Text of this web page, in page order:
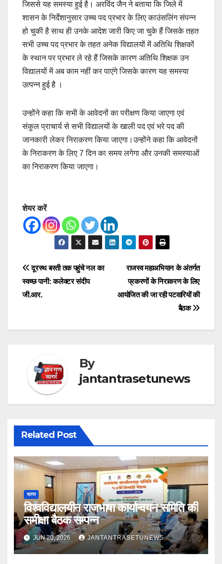
जिससे यह समस्या हुई है। अरविंद जैन ने बताया कि जिले में
शासन के निर्देशानुसार उच्च पद प्रभार के लिए काउंसलिंग संपन्न
हो चुकी है साथ ही उनके आदेश जारी किए जा चुके हैं जिसके तहत
सभी उच्च पद प्रभार के तहत अनेक विद्यालयों में अतिथि शिक्षकों
के स्थान पर प्रभार ले रहे हैं जिसके कारण अतिथि शिक्षक उन
विद्यालयों में अब काम नहीं कर पाएंगे जिसके कारण यह समस्या
उत्पन्न हुई है ।
उन्होंने कहा कि सभी के आवेदनों का परीक्षण किया जाएगा एवं
संकुल प्राचार्य से सभी विद्यालयों के खाली पद एवं भरे पद की
जानकारी लेकर निराकरण किया जाएगा।उन्होंने कहा कि आवेदनों
के निराकरण के लिए 7 दिन का समय लगेगा और उनकी समस्याओं
का निराकरण किया जाएगा।
शेयर करें
Post
navigation
राजस्व महाअभियान के अंतर्गत
प्रकरणों के निराकरण के लिए
आयोजित की जा रही पटवारियों की
बैठक
दूरस्थ बस्ती तक पहुंचे नल का
स्वच्छ पानी: कलेक्टर संदीप
जी.आर.
By
jantantrasetunews
Related Post
सागर
विश्वविद्यालयीन राजभाषा कार्यान्वयन समिति की
समीक्षा बैठक सम्पन्न
JUN 20, 2026 JANTANTRASETUNEWS